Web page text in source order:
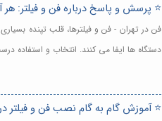
⭐️ پرسش و پاسخ درباره فن و فیلتر: هر
فن در تهران - فن و فیلترها، قلب تپنده
دستگاه ها ایفا می کنند. انتخاب و استفاده
⭐️ آموزش گام به گام نصب فن و